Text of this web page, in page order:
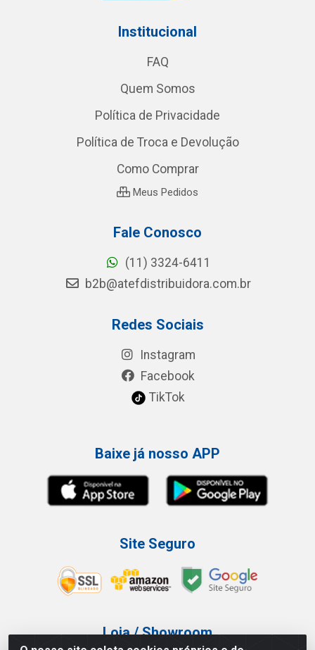
Institucional
FAQ
Quem Somos
Política de Privacidade
Política de Troca e Devolução
Como Comprar
Meus Pedidos
Fale Conosco
(11) 3324-6411
b2b@atefdistribuidora.com.br
Redes Sociais
Instagram
Facebook
TikTok
Baixe já nosso APP
Site Seguro
Loja / Showroom